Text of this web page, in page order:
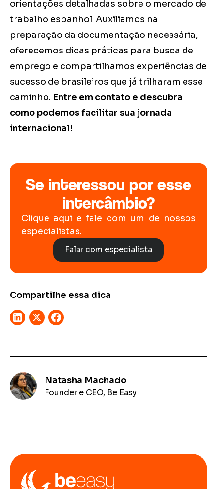
orientações detalhadas sobre o mercado de
trabalho espanhol. Auxiliamos na
preparação da documentação necessária,
oferecemos dicas práticas para busca de
emprego e compartilhamos experiências de
sucesso de brasileiros que já trilharam esse
caminho. Entre em contato e descubra
como podemos facilitar sua jornada
internacional!
Se interessou por esse
intercâmbio?
Clique aqui e fale com um de nossos
especialistas.
Falar com especialista
Compartilhe essa dica
Natasha Machado
Founder e CEO, Be Easy